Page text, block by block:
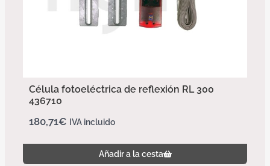
Célula fotoeléctrica de reflexión RL 300
436710
180,71€ IVA incluido
Añadir a la cesta